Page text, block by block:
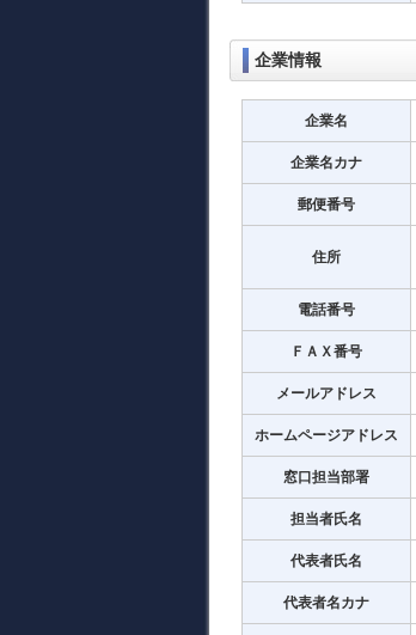
企業情報
企業名
企業名カナ
郵便番号
住所
電話番号
ＦＡＸ番号
メールアドレス
ホームページアドレス
窓口担当部署
担当者氏名
代表者氏名
代表者名カナ